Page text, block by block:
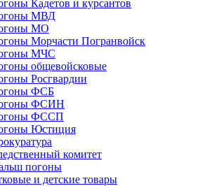
Кадетов и курсантов
МВД
МО
Морчасти Погранвойск
МЧС
общевойсковые
Росгвардии
ФСБ
ФСИН
ФССП
Юстиция
комитет
погоны
и детские товары